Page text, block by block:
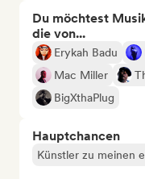
Du möchtest
die von...
Erykah Badu
Mac Miller
BigXthaPlug
Hauptchancen
Künstler zu meinen